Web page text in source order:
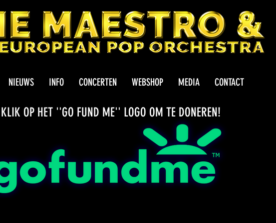
NIEUWS INFO CONCERTEN WEBSHOP MEDIA CONTACT
KLIK OP HET ''GO FUND ME'' LOGO OM TE DONEREN!